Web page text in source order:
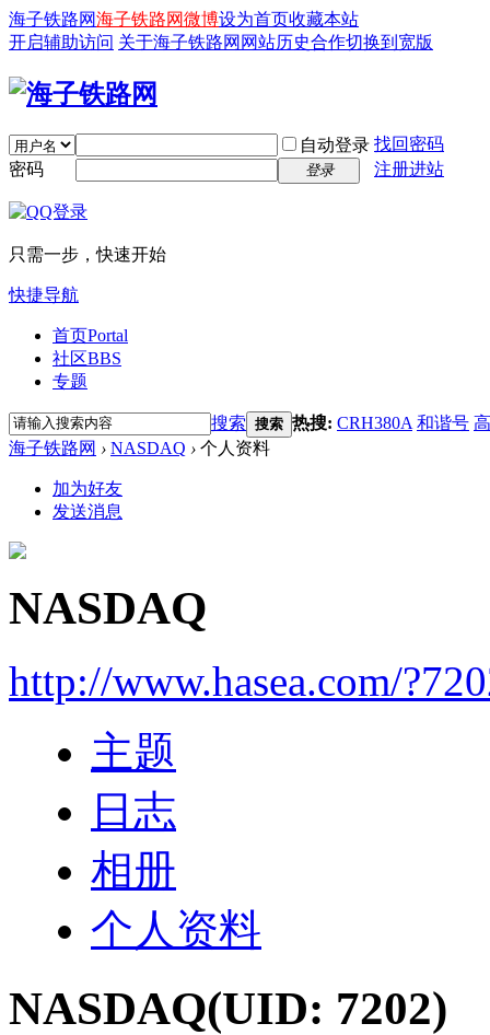
海子铁路网海子铁路网微博设为首页收藏本站
开启辅助访问 关于海子铁路网 网站历史合作切换到宽版
自动登录 找回密码
密码
登录 注册进站
只需一步，快速开始
快捷导航
首页Portal
社区BBS
专题
搜索 搜索 热搜: CRH380A 和谐号
海子铁路网 › NASDAQ › 个人资料
加为好友
发送消息
NASDAQ
http://www.hasea.com/
主题
日志
相册
个人资料
NASDAQ(UID: 7202)